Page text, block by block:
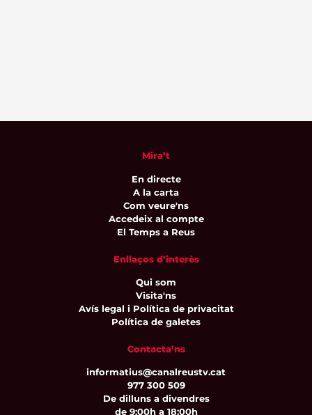
Mira’t
En directe
A la carta
Com veure'ns
Accedeix al compte
El Temps a Reus
Enllaços d’interès
Qui som
Visita'ns
Avís legal i Política de privacitat
Política de galetes
Contacta’ns
informatius@canalreustv.cat
977 300 509
De dilluns a divendres
de 9:00h a 18:00h